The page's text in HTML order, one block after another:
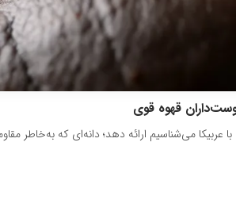
قهوه قوی
عربیکا می‌شناسیم ارائه دهد؛ دانه‌ای که به‌خاطر